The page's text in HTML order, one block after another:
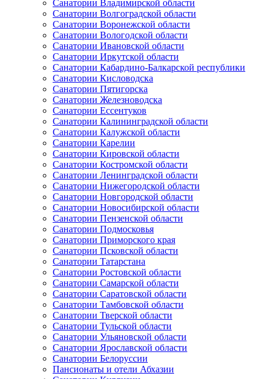
Санатории Владимирской области
Санатории Волгоградской области
Санатории Воронежской области
Санатории Вологодской области
Санатории Ивановской области
Санатории Иркутской области
Санатории Кабардино-Балкарской республики
Санатории Кисловодска
Санатории Пятигорска
Санатории Железноводска
Санатории Ессентуков
Санатории Калининградской области
Санатории Калужской области
Санатории Карелии
Санатории Кировской области
Санатории Костромской области
Санатории Ленинградской области
Санатории Нижегородской области
Санатории Новгородской области
Санатории Новосибирской области
Санатории Пензенской области
Санатории Подмосковья
Санатории Приморского края
Санатории Псковской области
Санатории Татарстана
Санатории Ростовской области
Санатории Самарской области
Санатории Саратовской области
Санатории Тамбовской области
Санатории Тверской области
Санатории Тульской области
Санатории Ульяновской области
Санатории Ярославской области
Санатории Белоруссии
Пансионаты и отели Абхазии